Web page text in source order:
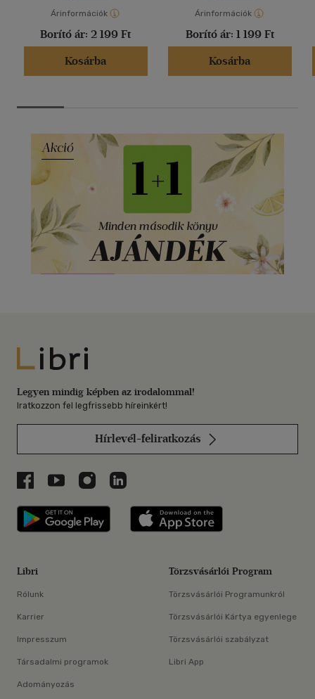
Árinformációk
Borító ár: 2 199 Ft
Kosárba
Árinformációk
Borító ár: 1 199 Ft
Kosárba
Libri
Legyen mindig képben az irodalommal!
Iratkozzon fel legfrissebb híreinkért!
Hírlevél-feliratkozás
Libri a Facebookon
Libri a Youtube-on
Libri az Instagramon
Libri a LinkedInen
Libri applikáció Szerezd meg: Google
Libri
Rólunk
Karrier
Impresszum
Társadalmi programok
Adományozás
Törzsvásárlói Program
Törzsvásárlói Programunkról
Törzsvásárlói Kártya egyenlege
Törzsvásárlói szabályzat
Libri App